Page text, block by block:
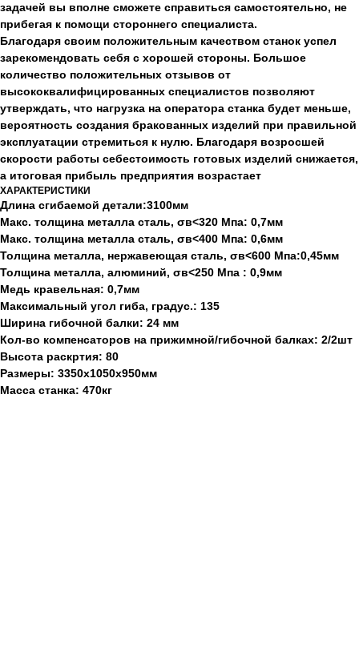
задачей вы вполне сможете справиться самостоятельно, не
прибегая к помощи стороннего специалиста.
Благодаря своим положительным качеством станок успел
зарекомендовать себя с хорошей стороны. Большое
количество положительных отзывов от
высококвалифицированных специалистов позволяют
утверждать, что нагрузка на оператора станка будет меньше,
вероятность создания бракованных изделий при правильной
эксплуатации стремиться к нулю. Благодаря возросшей
скорости работы себестоимость готовых изделий снижается,
а итоговая прибыль предприятия возрастает
ХАРАКТЕРИСТИКИ
Длина сгибаемой детали:3100мм
Макс. толщина металла сталь, σв<320 Мпа: 0,7мм
Макс. толщина металла сталь, σв<400 Мпа: 0,6мм
Толщина металла, нержавеющая сталь, σв<600 Мпа:0,45мм
Толщина металла, алюминий, σв<250 Мпа : 0,9мм
Медь кравельная: 0,7мм
Максимальный угол гиба, градус.: 135
Ширина гибочной балки: 24 мм
Кол-во компенсаторов на прижимной/гибочной балках: 2/2шт
Высота раскртия: 80
Размеры: 3350х1050х950мм
Масса станка: 470кг